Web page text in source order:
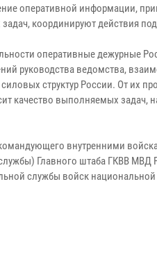
оперативной информации,
координируют действия
оперативные дежурные
руководства ведомства,
структур России. От их
качество выполняемых задач,
командующего внутренними
Главного штаба ГКВВ МВД
службы войск